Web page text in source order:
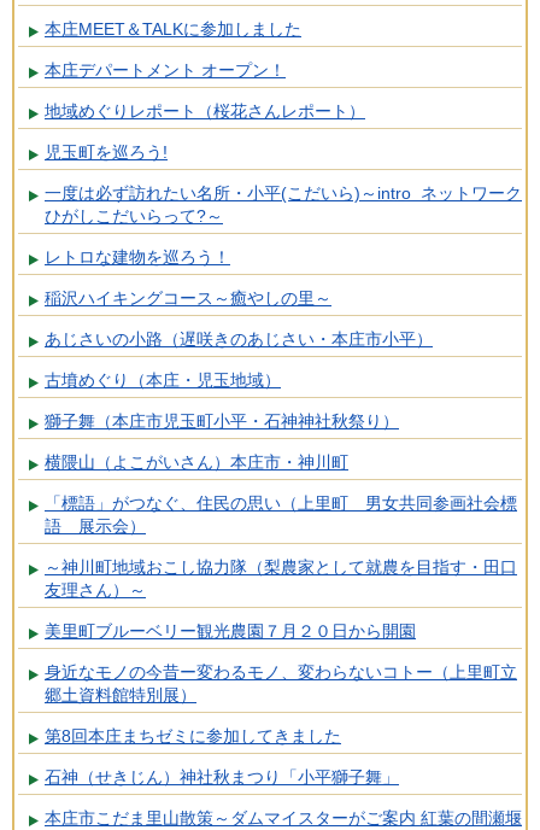
本庄MEET＆TALKに参加しました
本庄デパートメント オープン！
地域めぐりレポート（桜花さんレポート）
児玉町を巡ろう!
一度は必ず訪れたい名所・小平(こだいら)～intro ネットワーク
ひがしこだいらって?～
レトロな建物を巡ろう！
稲沢ハイキングコース～癒やしの里～
あじさいの小路（遅咲きのあじさい・本庄市小平）
古墳めぐり（本庄・児玉地域）
獅子舞（本庄市児玉町小平・石神神社秋祭り）
横隈山（よこがいさん）本庄市・神川町
「標語」がつなぐ、住民の思い（上里町 男女共同参画社会標
語 展示会）
～神川町地域おこし協力隊（梨農家として就農を目指す・田口
友理さん）～
美里町ブルーベリー観光農園７月２０日から開園
身近なモノの今昔ー変わるモノ、変わらないコトー（上里町立
郷土資料館特別展）
第8回本庄まちゼミに参加してきました
石神（せきじん）神社秋まつり「小平獅子舞」
本庄市こだま里山散策～ダムマイスターがご案内 紅葉の間瀬堰